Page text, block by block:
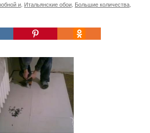
и Итальянские обои Большие количества